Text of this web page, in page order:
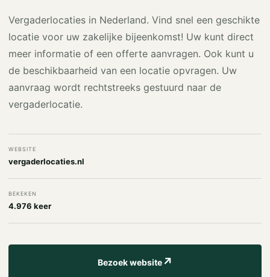
Vergaderlocaties in Nederland. Vind snel een geschikte
locatie voor uw zakelijke bijeenkomst! Uw kunt direct
meer informatie of een offerte aanvragen. Ook kunt u
de beschikbaarheid van een locatie opvragen. Uw
aanvraag wordt rechtstreeks gestuurd naar de
vergaderlocatie.
WEBSITE
vergaderlocaties.nl
BEKEKEN
4.976 keer
Bezoek website↗